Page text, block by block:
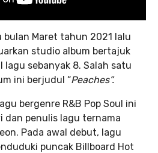
bulan Maret tahun 2021 lalu
studio album bertajuk
lagu sebanyak 8. Salah satu
ini berjudul “Peaches”.
bergenre R&B Pop Soul ini
dan penulis lagu ternama
Pada awal debut, lagu
puncak Billboard Hot